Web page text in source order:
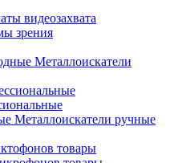
видеозахвата
зрения
Металлоискатели
Металлоискатели ручные
товары